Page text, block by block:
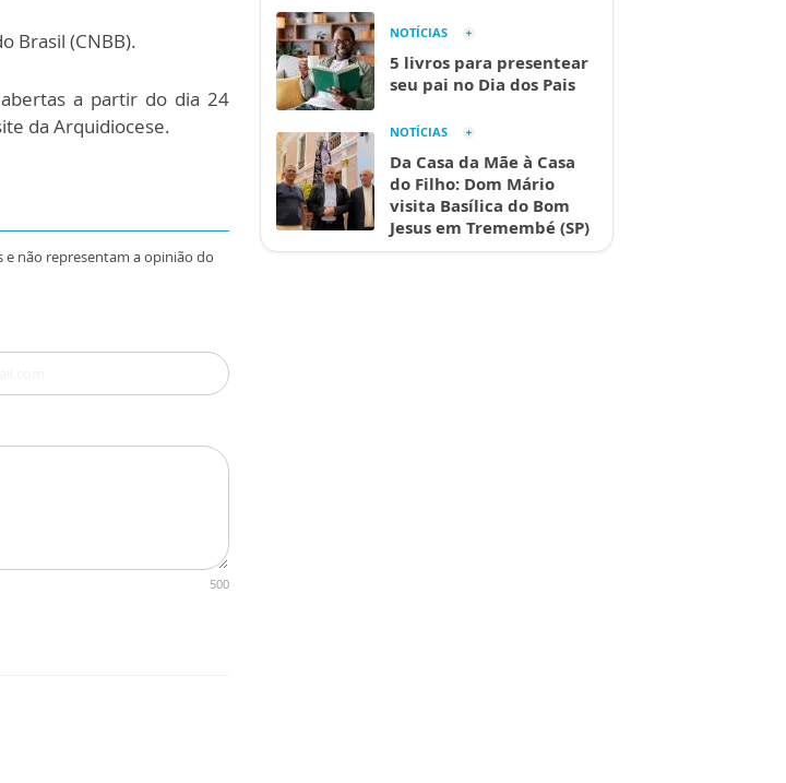
Brasil (CNBB).
a partir do dia 24
da Arquidiocese.
e não representam a opinião do
500
NOTÍCIAS
5 livros para presentear
seu pai no Dia dos Pais
NOTÍCIAS
Da Casa da Mãe à Casa
do Filho: Dom Mário
visita Basílica do Bom
Jesus em Tremembé (SP)